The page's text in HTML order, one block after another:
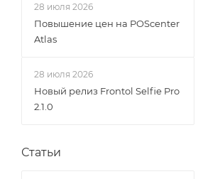
28 июля 2026
Повышение цен на POScenter
Atlas
28 июля 2026
Новый релиз Frontol Selfie Pro
2.1.0
Статьи